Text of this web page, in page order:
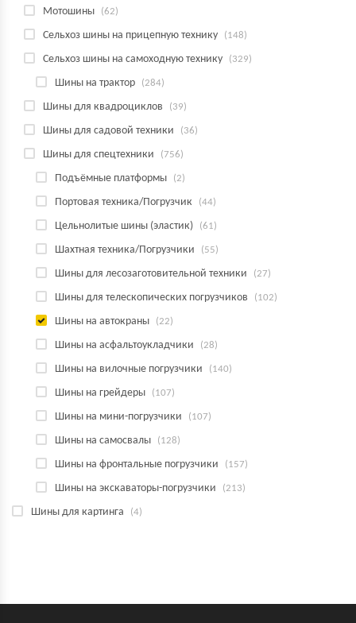
Мотошины (62)
Сельхоз шины на прицепную технику (148)
Сельхоз шины на самоходную технику (329)
Шины на трактор (284)
Шины для квадроциклов (39)
Шины для садовой техники (36)
Шины для спецтехники (756)
Подъёмные платформы (2)
Портовая техника/Погрузчик (44)
Цельнолитые шины (эластик) (61)
Шахтная техника/Погрузчики (55)
Шины для лесозаготовительной техники (27)
Шины для телескопических погрузчиков (102)
Шины на автокраны (22)
Шины на асфальтоукладчики (28)
Шины на вилочные погрузчики (140)
Шины на грейдеры (107)
Шины на мини-погрузчики (107)
Шины на самосвалы (128)
Шины на фронтальные погрузчики (157)
Шины на экскаваторы-погрузчики (213)
Шины для картинга (4)